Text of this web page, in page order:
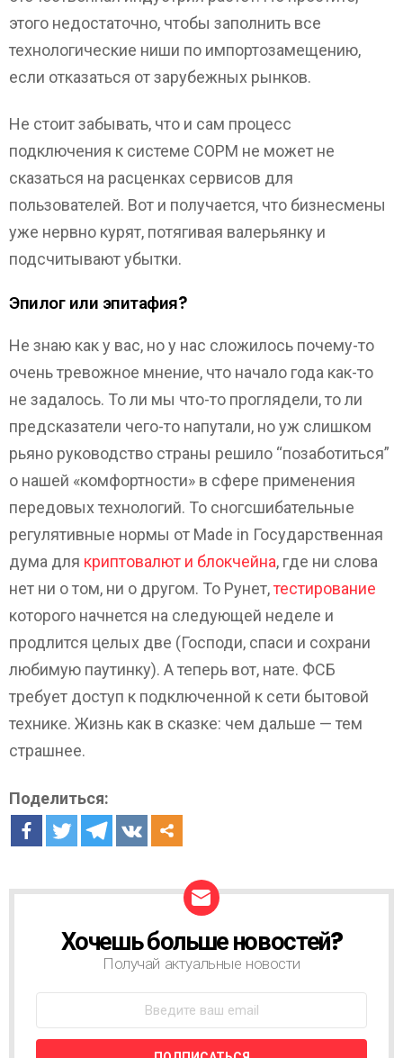
этого недостаточно, чтобы заполнить все
технологические ниши по импортозамещению,
если отказаться от зарубежных рынков.
Не стоит забывать, что и сам процесс
подключения к системе СОРМ не может не
сказаться на расценках сервисов для
пользователей. Вот и получается, что бизнесмены
уже нервно курят, потягивая валерьянку и
подсчитывают убытки.
Эпилог или эпитафия?
Не знаю как у вас, но у нас сложилось почему-то
очень тревожное мнение, что начало года как-то
не задалось. То ли мы что-то проглядели, то ли
предсказатели чего-то напутали, но уж слишком
рьяно руководство страны решило “позаботиться”
о нашей «комфортности» в сфере применения
передовых технологий. То сногсшибательные
регулятивные нормы от Made in Государственная
дума для криптовалют и блокчейна, где ни слова
нет ни о том, ни о другом. То Рунет,тестирование
которого начнется на следующей неделе и
продлится целых две (Господи, спаси и сохрани
любимую паутинку). А теперь вот, нате. ФСБ
требует доступ к подключенной к сети бытовой
технике. Жизнь как в сказке: чем дальше — тем
страшнее.
Поделиться:
О
Т
Н
Хочешь больше новостей?
Получай актуальные новости